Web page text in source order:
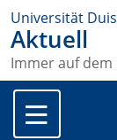
Universität
Aktuell
Immer auf